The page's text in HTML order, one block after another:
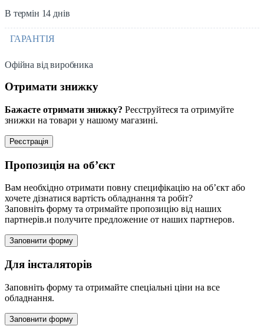
В термін 14 днів
ГАРАНТІЯ
Офійна від виробника
Отримати знижку
Бажаєте отримати знижку? Реєструйтеся та отримуйте
знижки на товари у нашому магазині.
Реєстрація
Пропозиція на об’єкт
Вам необхідно отримати повну специфікацію на об’єкт або
хочете дізнатися вартість обладнання та робіт?
Заповніть форму та отримайте пропозицію від наших
партнерів.и получите предложение от наших партнеров.
Заповнити форму
Для інсталяторів
Заповніть форму та отримайте спеціальні ціни на все
обладнання.
Заповнити форму